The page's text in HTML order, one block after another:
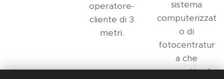
operatore-
cliente di 3
metri.
sistema
computerizzat
o di
fotocentratur
a che
permette di